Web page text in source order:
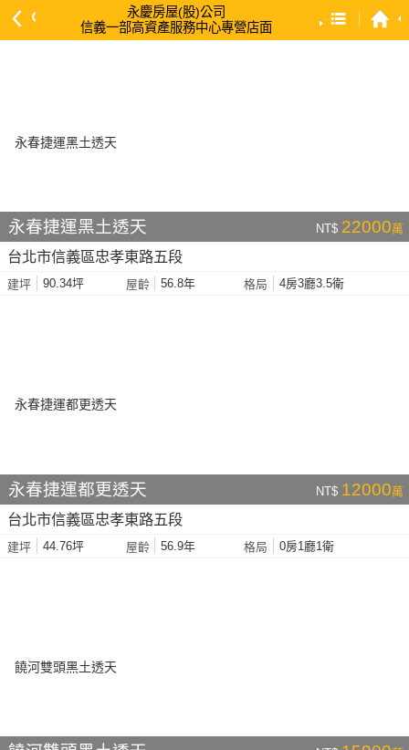
永慶房屋(股)公司
信義一部高資產服務中心專營店面
依建物坪數 大 → 小
依土地坪數 大 → 小
永春捷運黑土透天 NT$ 22000萬
台北市信義區忠孝東路五段
建坪 90.34坪 屋齡 56.8年 格局 4房3廳3.5衛
永春捷運都更透天 NT$ 12000萬
台北市信義區忠孝東路五段
建坪 44.76坪 屋齡 56.9年 格局 0房1廳1衛